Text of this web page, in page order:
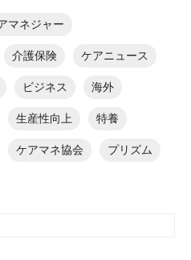
マネジャー
介護保険 ケアニュース
ビジネス 海外
生産性向上 特養
ケアマネ協会 プリズム